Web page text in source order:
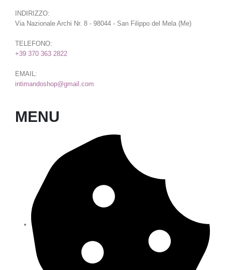
INDIRIZZO:
Via Nazionale Archi Nr. 8 - 98044 - San Filippo del Mela (Me)
TELEFONO:
+39 370 363 2822
EMAIL:
intimandoshop@gmail.com
MENU